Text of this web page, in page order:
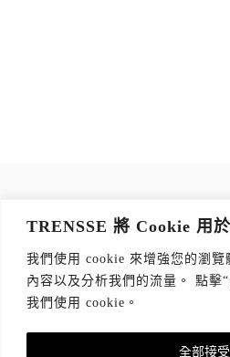
TRENSSE 將 Cookie 用
我們使用 cookie 來增強您的瀏覽
內容以及分析我們的流量。 點擊
我們使用 cookie。
全部接受
讀出你的品味，每週獲
訂閱傳思電子報*